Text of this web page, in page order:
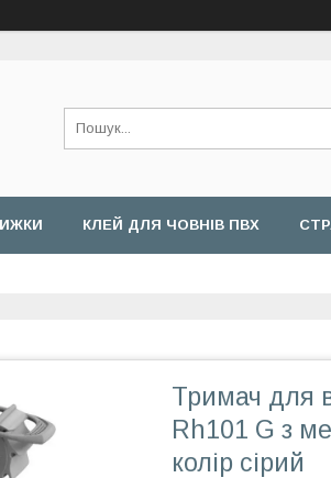
КЛЕЙ ДЛЯ ЧОВНІВ ПВХ
Тримач для
Rh101 G з
колір сірий